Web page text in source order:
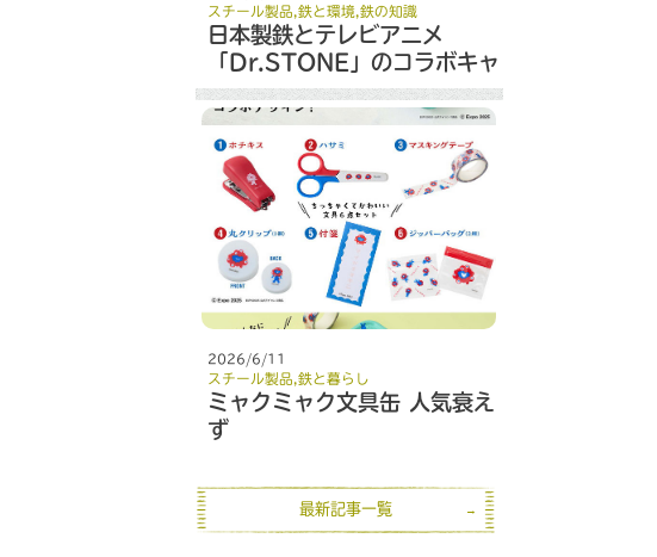
スチール製品 鉄と環境, 鉄の知識
日本製鉄とテレビアニメ
「Dr.STONE」のコラボキャ
ンペーン
2026/6/11
スチール製品 鉄と暮らし
ミャクミャク文具缶 人気衰え
ず
最新記事一覧